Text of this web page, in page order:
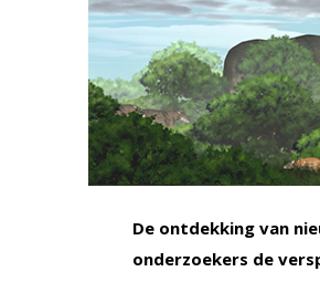
De ontdekking van
onderzoekers de